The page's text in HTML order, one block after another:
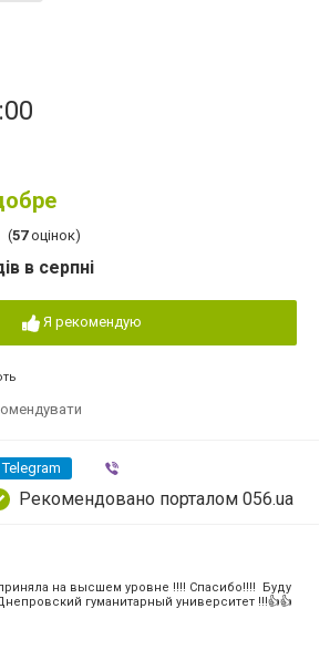
(57оцінок)
в серпні
Я рекомендую
Telegram
Рекомендовано порталом 056.ua
на высшем уровне !!!! Спасибо!!!! Буду
гуманитарный университет !!!👍👍